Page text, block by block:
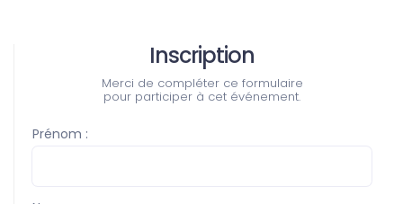
Inscription
Merci de compléter ce formulaire
pour participer à cet événement.
Prénom :